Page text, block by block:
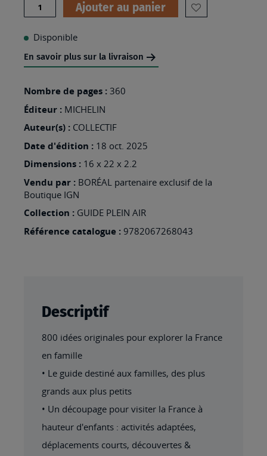
Quantité Ajouter au panier
AJOUTER
VOYAGEURS
Disponible
En savoir plus sur la livraison
Nombre de pages : 360
Éditeur : MICHELIN
Auteur(s) : COLLECTIF
Date d'édition : 18 oct. 2025
Dimensions : 16 x 22 x 2.2
Vendu par : BORÉAL partenaire exclusif de la
Boutique IGN
Collection : GUIDE PLEIN AIR
Référence catalogue : 9782067268043
Descriptif
800 idées originales pour explorer la France
en famille
• Le guide destiné aux familles, des plus
grands aux plus petits
• Un découpage pour visiter la France à
hauteur d'enfants : activités adaptées,
déplacements courts, découvertes &